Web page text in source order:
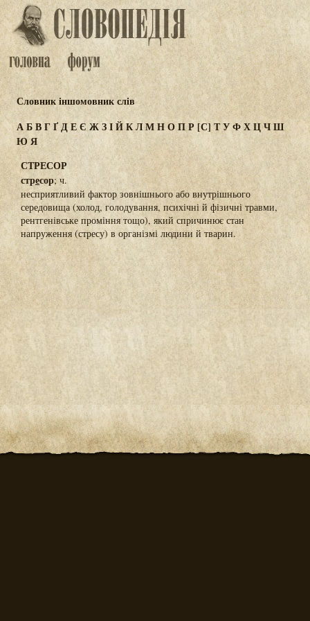
Словник іншомовник слів
АБВГҐДЕЄ ЖЗІЙКЛМНОПР [С] ТУФХЦЧШ
Ю Я
СТРЕСОР
стресор; ч.
несприятливий фактор зовнішнього або внутрішнього
середовища (холод, голодування, психічні й фізичні травми,
рентгенівське проміння тощо), який спричинює стан
напруження (стресу) в організмі людини й тварин.